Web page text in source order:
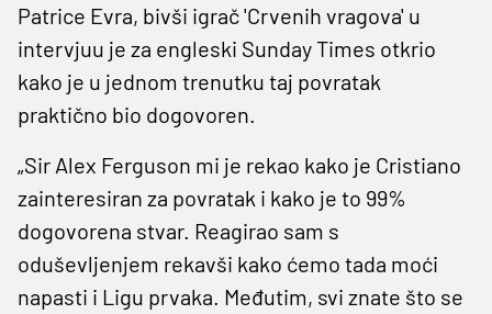
Patrice Evra, bivši igrač 'Crvenih vragova' u
intervjuu je za engleski Sunday Times otkrio
kako je u jednom trenutku taj povratak
praktično bio dogovoren.
„Sir Alex Ferguson mi je rekao kako je Cristiano
zainteresiran za povratak i kako je to 99%
dogovorena stvar. Reagirao sam s
oduševljenjem rekavši kako ćemo tada moći
napasti i Ligu prvaka. Međutim, svi znate što se